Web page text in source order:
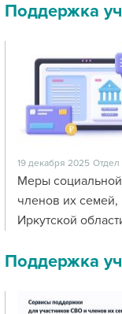
Поддержка
19 декабря 2025 Отдел
Меры
членов их семей,
Иркутской
Поддержка